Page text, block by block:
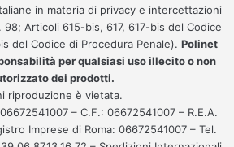
in materia di privacy e intercettazioni
98; Articoli 615-bis, 617, 617-bis del Codice
del Codice di Procedura Penale). Polinet
per qualsiasi uso illecito o non
dei prodotti.
riproduzione è vietata.
– C.F.: 06672541007 – R.E.A.
Imprese di Roma: 06672541007 – Tel.